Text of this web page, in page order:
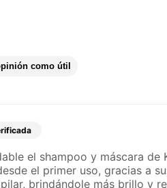
como útil
el shampoo y máscara de
el primer uso, gracias a
brindándole más brillo y